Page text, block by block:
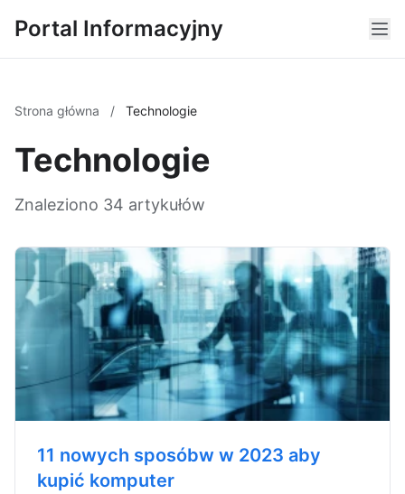
Portal Informacyjny
Strona główna / Technologie
Technologie
Znaleziono 34 artykułów
11 nowych sposóbw w 2023 aby
kupić komputer